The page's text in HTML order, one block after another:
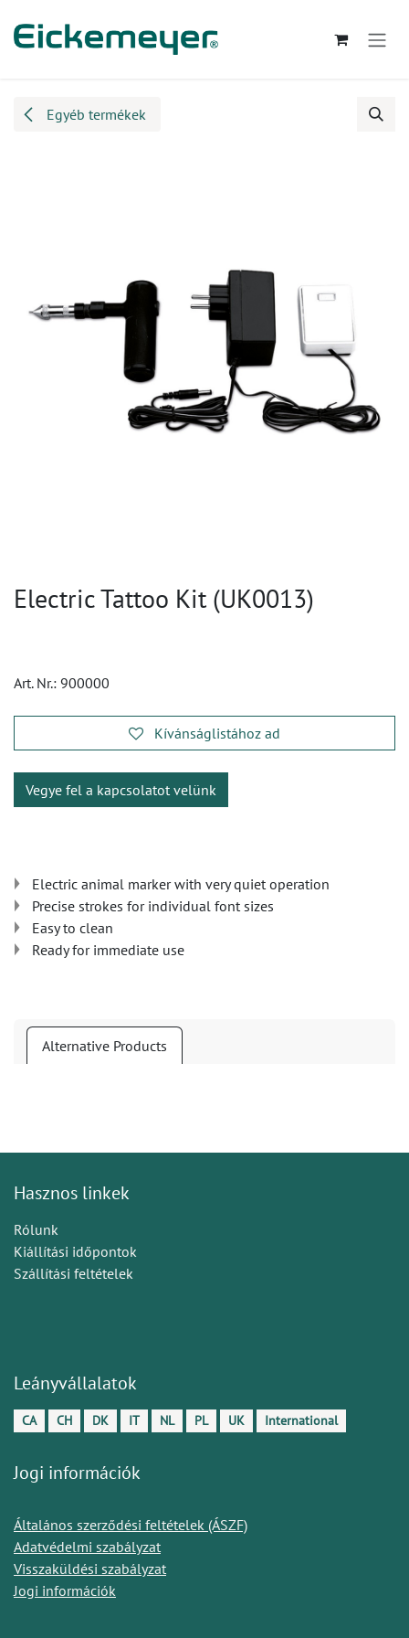
Egyéb termékek
Electric Tattoo Kit (UK0013)
Art. Nr.: 900000
Kívánságlistához ad
Vegye fel a kapcsolatot velünk
Electric animal marker with very quiet operation
Precise strokes for individual font sizes
Easy to clean
Ready for immediate use
Alternative Products
Hasznos linkek
Rólunk
Kiállítási időpontok
Szállítási feltételek
Leányvállalatok
CA CH DK IT NL PL UK International
Jogi információk
Általános szerződési feltételek (ÁSZF)
Adatvédelmi szabályzat
Visszaküldési szabályzat
Jogi információk